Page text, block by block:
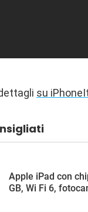
su
Apple iPad con
GB, Wi Fi 6,